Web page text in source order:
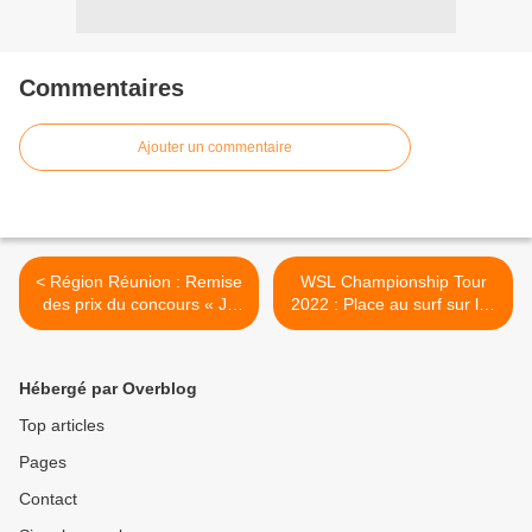
Commentaires
Ajouter un commentaire
< Région Réunion : Remise
des prix du concours « Je
film le métier qui me plaît »
WSL Championship Tour
2022 : Place au surf sur les
antennes du pôle Outre-
Hébergé par Overblog
Top articles
Pages
Contact